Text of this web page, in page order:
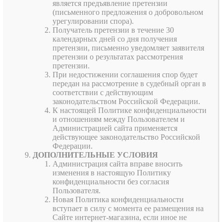
является предъявление претензии
(письменного предложения о добровольном
урегулировании спора).
Получатель претензии в течение 30
календарных дней со дня получения
претензии, письменно уведомляет заявителя
претензии о результатах рассмотрения
претензии.
При недостижении соглашения спор будет
передан на рассмотрение в судебный орган в
соответствии с действующим
законодательством Российской Федерации.
К настоящей Политике конфиденциальности
и отношениям между Пользователем и
Администрацией сайта применяется
действующее законодательство Российской
Федерации.
ДОПОЛНИТЕЛЬНЫЕ УСЛОВИЯ
Администрация сайта вправе вносить
изменения в настоящую Политику
конфиденциальности без согласия
Пользователя.
Новая Политика конфиденциальности
вступает в силу с момента ее размещения на
Сайте интернет-магазина, если иное не